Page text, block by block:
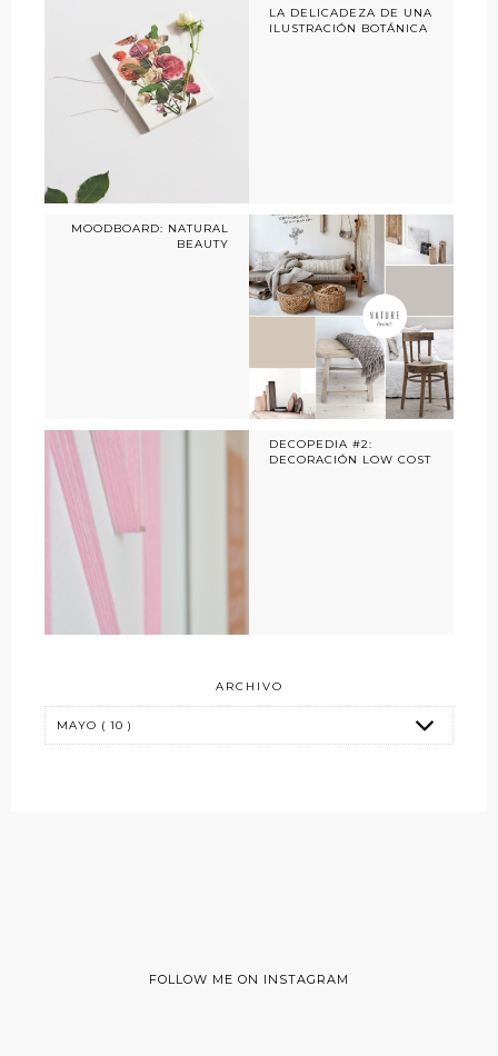
LA DELICADEZA DE UNA
ILUSTRACIÓN BOTÁNICA
MOODBOARD: NATURAL
BEAUTY
DECOPEDIA #2:
DECORACIÓN LOW COST
ARCHIVO
FOLLOW ME ON INSTAGRAM